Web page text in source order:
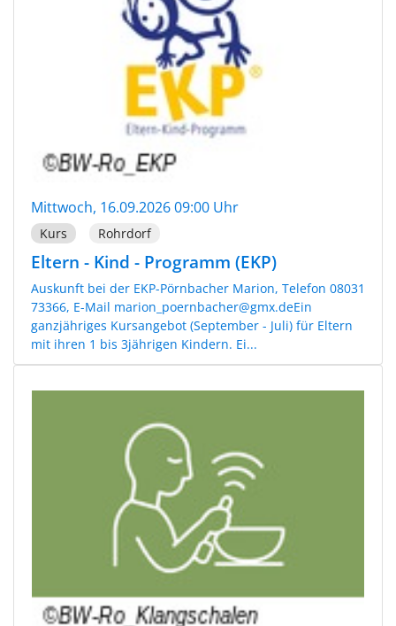
Mittwoch, 16.09.2026 09:00 Uhr
Kurs Rohrdorf
Eltern - Kind - Programm (EKP)
Auskunft bei der EKP-Pörnbacher Marion, Telefon 08031
73366, E-Mail marion_poernbacher@gmx.deEin
ganzjähriges Kursangebot (September - Juli) für Eltern
mit ihren 1 bis 3jährigen Kindern. Ei...